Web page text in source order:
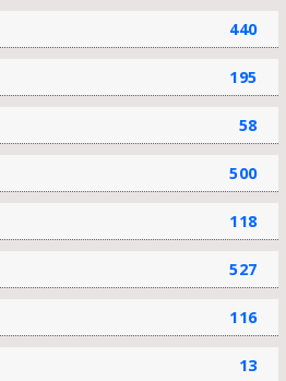
440
195
58
500
118
527
116
13